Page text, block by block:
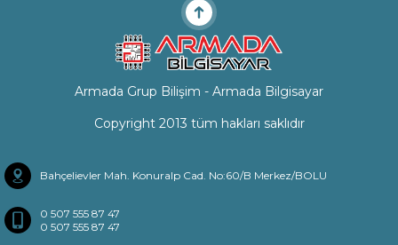
Armada Grup Bilişim - Armada Bilgisayar
Copyright 2013 tüm hakları saklıdır
Bahçelievler Mah. Konuralp Cad. No:60/B Merkez/BOLU
0 507 555 87 47
0 507 555 87 47